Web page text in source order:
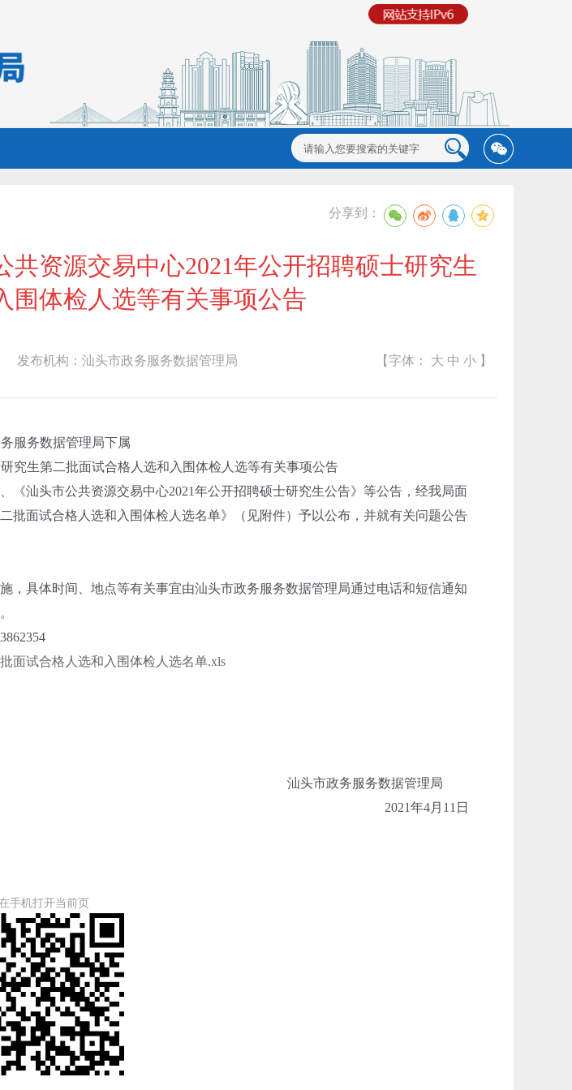
分享到：
资源交易中心2021年公开招聘硕士研究生
围体检人选等有关事项公告
发布机构：汕头市政务服务数据管理局 【字体： 大 中小 】
务数据管理局下属
生第二批面试合格人选和入围体检人选等有关事项公告
汕头市公共资源交易中心2021年公开招聘硕士研究生公告》等公告，经我局面
批面试合格人选和入围体检人选名单》（见附件）予以公布，并就有关问题公告
具体时间、地点等有关事宜由汕头市政务服务数据管理局通过电话和短信通知
面试合格人选和入围体检人选名单.xls
汕头市政务服务数据管理局
2021年4月11日
手机打开当前页